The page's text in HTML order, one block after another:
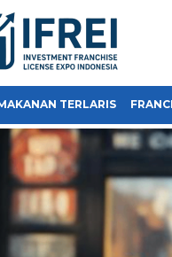
TERLARIS